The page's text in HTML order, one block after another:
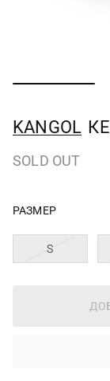
KANGOL
SOLD OUT
РАЗМЕР
S